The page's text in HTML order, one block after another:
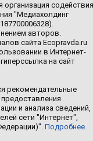
содействия
"Медиахолдинг
авторов.
сайта Ecopravda.ru
в Интернет-
на сайт
рекомендательные
и анализа сведений,
сети "Интернет",
Подробнее.